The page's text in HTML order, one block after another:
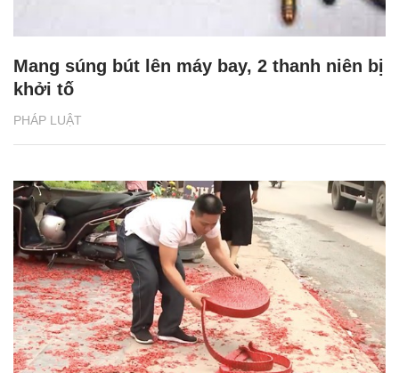
PHÁP LUẬT
Mang súng bút lên máy bay, 2 thanh niên bị
khởi tố